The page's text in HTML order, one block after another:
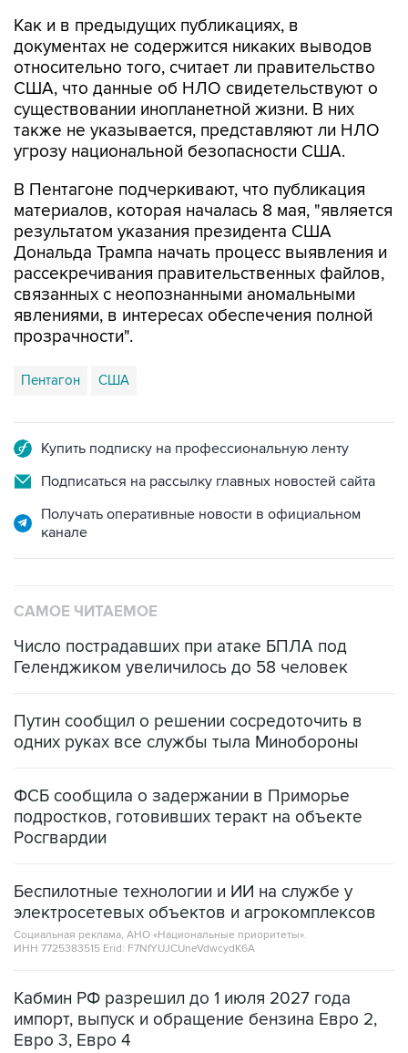
Как и в предыдущих публикациях, в
документах не содержится никаких выводов
относительно того, считает ли правительство
США, что данные об НЛО свидетельствуют о
существовании инопланетной жизни. В них
также не указывается, представляют ли НЛО
угрозу национальной безопасности США.
В Пентагоне подчеркивают, что публикация
материалов, которая началась 8 мая, "является
результатом указания президента США
Дональда Трампа начать процесс выявления и
рассекречивания правительственных файлов,
связанных с неопознанными аномальными
явлениями, в интересах обеспечения полной
прозрачности".
Пентагон США
Купить подписку на профессиональную ленту
Подписаться на рассылку главных новостей сайта
Получать оперативные новости в официальном
канале
САМОЕ ЧИТАЕМОЕ
Число пострадавших при атаке БПЛА под
Геленджиком увеличилось до 58 человек
Путин сообщил о решении сосредоточить в
одних руках все службы тыла Минобороны
ФСБ сообщила о задержании в Приморье
подростков, готовивших теракт на объекте
Росгвардии
Беспилотные технологии и ИИ на службе у
электросетевых объектов и агрокомплексов
Социальная реклама, АНО «Национальные приоритеты».
ИНН 7725383515 Erid: F7NfYUJCUneVdwcydK6A
Кабмин РФ разрешил до 1 июля 2027 года
импорт, выпуск и обращение бензина Евро 2,
Евро 3, Евро 4